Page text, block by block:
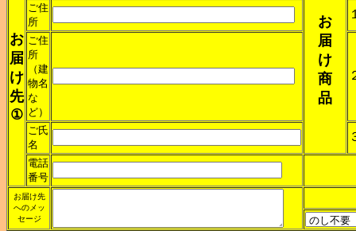
お
届
け
先
①
お
届
け
商
品
ご住
所
ご住
所
（建
物名
な
ど）
ご氏
名
電話
番号
お届け先
へのメッ
セージ